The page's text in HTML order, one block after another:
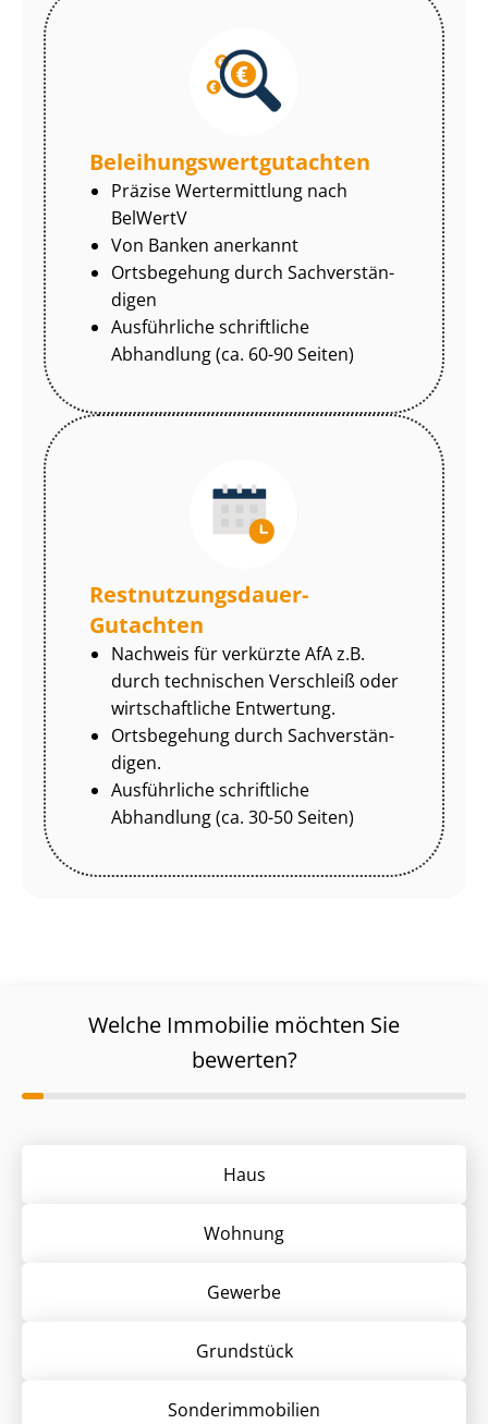
Be­lei­hungs­wert­gut­ach­ten
Präzise Wertermittlung nach
BelWertV
Von Banken anerkannt
Ortsbegehung durch Sach­ver­stän­
di­gen
Ausführliche schriftliche
Abhandlung (ca. 60-90 Seiten)
Rest­nut­zungs­dau­er-
Gutachten
Nachweis für verkürzte AfA z.B.
durch technischen Verschleiß oder
wirtschaftliche Entwertung.
Ortsbegehung durch Sach­ver­stän­
di­gen.
Ausführliche schriftliche
Abhandlung (ca. 30-50 Seiten)
Welche Immobilie möchten Sie
bewerten?
Haus
Wohnung
Gewerbe
Grund­stück
Sonder­immobilien